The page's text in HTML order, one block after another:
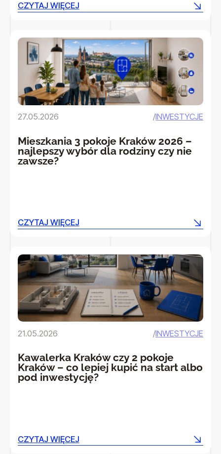
CZYTAJ WIĘCEJ
CZYTAJ WIĘCEJ
27.05.2026 /INWESTYCJE
Mieszkania 3 pokoje Kraków 2026 –
najlepszy wybór dla rodziny czy nie
zawsze?
CZYTAJ WIĘCEJ
CZYTAJ WIĘCEJ
21.05.2026 /INWESTYCJE
Kawalerka Kraków czy 2 pokoje
Kraków – co lepiej kupić na start albo
pod inwestycję?
CZYTAJ WIĘCEJ
CZYTAJ WIĘCEJ